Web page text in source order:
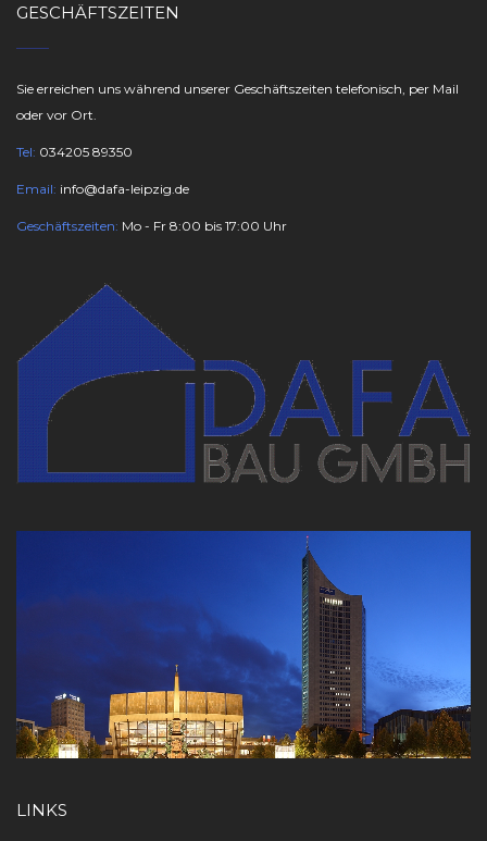
GESCHÄFTSZEITEN
Sie erreichen uns während unserer Geschäftszeiten telefonisch, per Mail
oder vor Ort.
Tel: 034205 89350
Email: info@dafa-leipzig.de
Geschäftszeiten: Mo - Fr 8:00 bis 17:00 Uhr
LINKS